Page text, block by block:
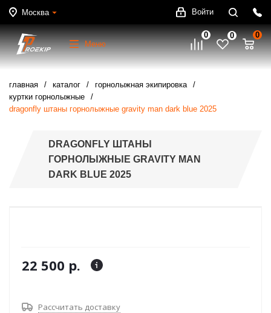
Москва Войти
Меню
0 0 0
главная каталог
горнолыжная экипировка
куртки горнолыжные
dragonfly штаны горнолыжные gravity man dark blue 2025
DRAGONFLY ШТАНЫ
ГОРНОЛЫЖНЫЕ GRAVITY MAN
DARK BLUE 2025
22 500 р.
Рассчитать доставку